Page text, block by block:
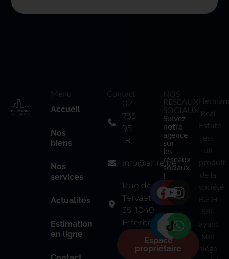
Menu
Accueil
Nos
biens
Nos
services
Actualités
Estimation
en ligne
Contact
02
735
95
18
info@ahre.be
Rue de
Tervaete
35, 1040
Etterbeek
Espace
propriétaire
NOS
RÉSEAUX
SOCIAUX
Suivez
notre
agence
sur
les
réseaux
sociaux
!
Real
Estate
est
un
produit
de la
société
B.E.H
SRL
ayant
son
siège